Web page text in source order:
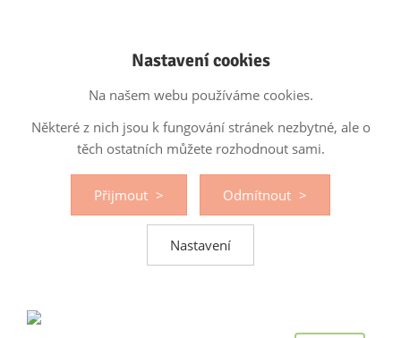
Nastavení cookies
Na našem webu používáme cookies.
Některé z nich jsou k fungování stránek nezbytné, ale o
těch ostatních můžete rozhodnout sami.
Přijmout Odmítnout
Nastavení